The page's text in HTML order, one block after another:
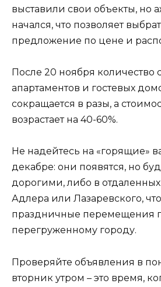
выставили свои объекты, но
начался, что позволяет
предложение по цене и
После 20 ноября количество
апартаментов и гостевых
сокращается в разы, а
возрастает на 40-60%.
Не надейтесь на «горящие»
декабре: они появятся, но
дорогими, либо в
Адлера или Лазаревского,
праздничные перемещения
перегруженному городу.
Проверяйте объявления в
вторник утром – это время,